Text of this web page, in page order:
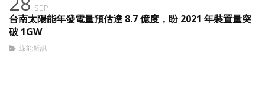
SEP
台南太陽能年發電量預估達 8.7 億度，盼 2021 年裝置量突
破 1GW
綠能新訊